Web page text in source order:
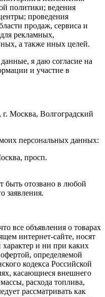
политики; ведения
проведения
продаж, сервиса и
рекламных,
а также иных целей.
я даю согласие на
и участие в
Москва, Волгоградский
персональных данных:
просп.
быть отозвано в любой
заявления.
все объявления о товарах
интернет-сайте, носят
и ни при каких
определяемой
кодекса Российской
касающиеся внешнего
расхода топлива,
рассматривать как